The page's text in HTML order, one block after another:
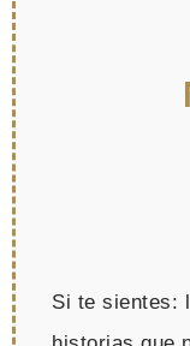
Si te sientes: